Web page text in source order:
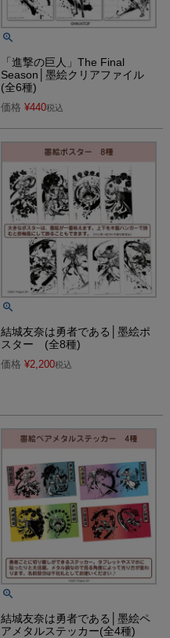
「進撃の巨人」The Final
Season│墨絵クリアファイル
(全6種)
価格 ¥440税込
結城友奈は勇者である│墨絵ポ
スター (全8種)
価格 ¥2,200税込
結城友奈は勇者である│墨絵ペ
アメタルステッカー(全4種)